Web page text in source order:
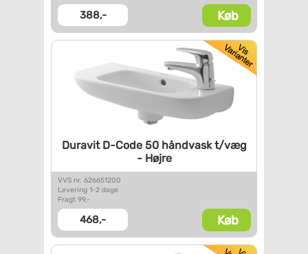
388,- Køb
Duravit D-Code 50 håndvaskt/væg
- Højre
VVS nr. 626651200
Levering 1-2 dage
Fragt 99,-
468,- Køb